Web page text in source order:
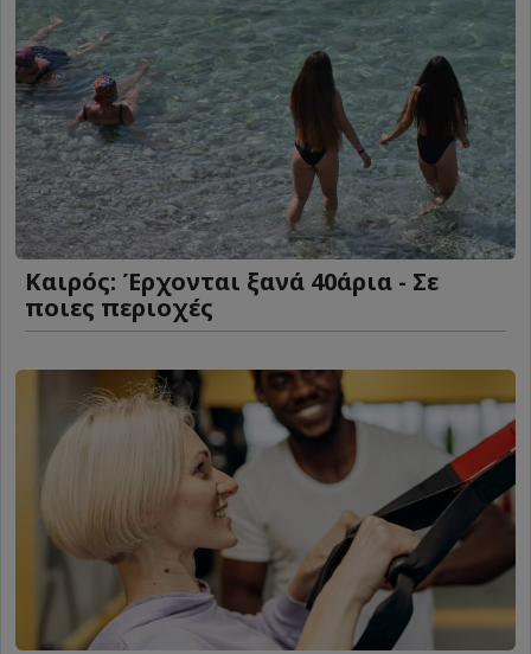
Καιρός: Έρχονται ξανά 40άρια - Σε
ποιες περιοχές